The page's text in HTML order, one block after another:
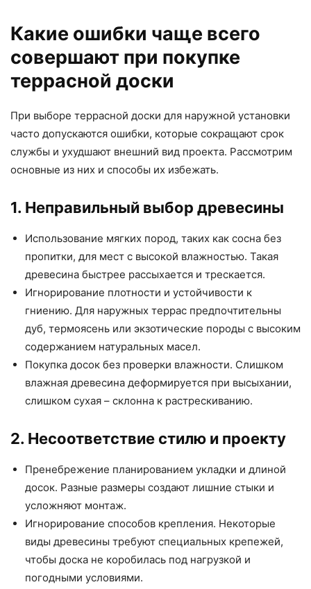
Какие ошибки чаще всего
совершают при покупке
террасной доски
При выборе террасной доски для наружной установки
часто допускаются ошибки, которые сокращают срок
службы и ухудшают внешний вид проекта. Рассмотрим
основные из них и способы их избежать.
1. Неправильный выбор древесины
Использование мягких пород, таких как сосна без
пропитки, для мест с высокой влажностью. Такая
древесина быстрее рассыхается и трескается.
Игнорирование плотности и устойчивости к
гниению. Для наружных террас предпочтительны
дуб, термоясень или экзотические породы с высоким
содержанием натуральных масел.
Покупка досок без проверки влажности. Слишком
влажная древесина деформируется при высыхании,
слишком сухая – склонна к растрескиванию.
2. Несоответствие стилю и проекту
Пренебрежение планированием укладки и длиной
досок. Разные размеры создают лишние стыки и
усложняют монтаж.
Игнорирование способов крепления. Некоторые
виды древесины требуют специальных крепежей,
чтобы доска не коробилась под нагрузкой и
погодными условиями.